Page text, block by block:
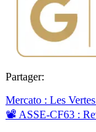
Partager:
Mercato : Les
📽 ASSE-CF63 :